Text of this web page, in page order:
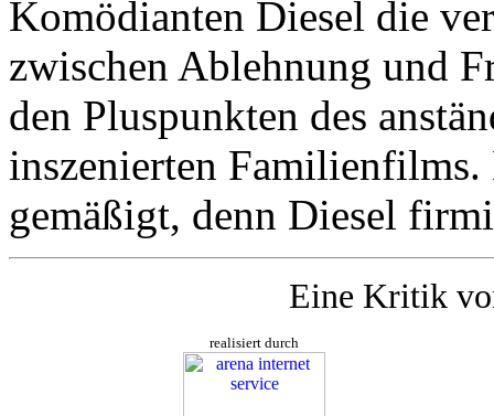
Komödianten Diesel die
zwischen Ablehnung und
den Pluspunkten des
inszenierten
gemäßigt, denn Diesel
Eine Kritik
realisiert durch